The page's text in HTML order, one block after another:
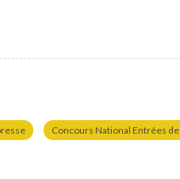
Concours National Entrées